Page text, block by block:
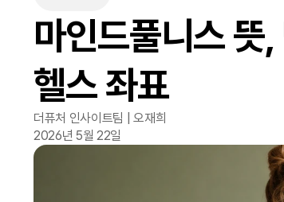
마인드풀니스 뜻
헬스 좌표
더퓨처 인사이트팀 | 오재희
2026년 5월 22일